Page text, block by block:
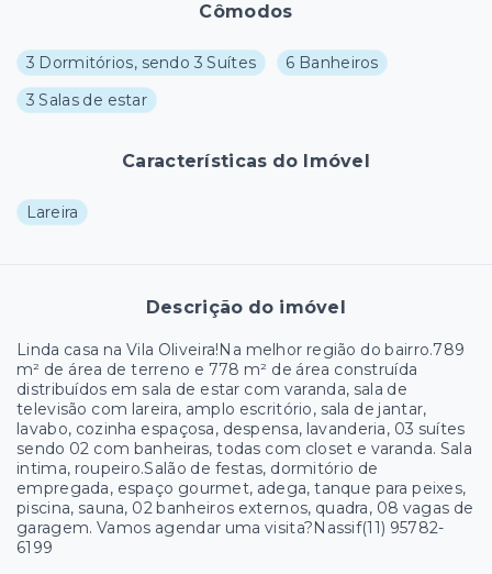
Cômodos
3 Dormitórios, sendo 3 Suítes
6 Banheiros
3 Salas de estar
Características do Imóvel
Lareira
Descrição do imóvel
Linda casa na Vila Oliveira!Na melhor região do bairro.789
m² de área de terreno e 778 m² de área construída
distribuídos em sala de estar com varanda, sala de
televisão com lareira, amplo escritório, sala de jantar,
lavabo, cozinha espaçosa, despensa, lavanderia, 03 suítes
sendo 02 com banheiras, todas com closet e varanda. Sala
intima, roupeiro.Salão de festas, dormitório de
empregada, espaço gourmet, adega, tanque para peixes,
piscina, sauna, 02 banheiros externos, quadra, 08 vagas de
garagem. Vamos agendar uma visita?Nassif(11) 95782-
6199